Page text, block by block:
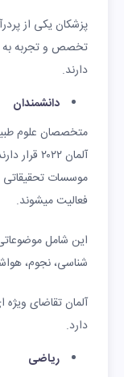
پزشکان یکی از
دارند.
دانشمندان
متخصصان علوم
آلمان
موسسات تحقیقاتی
فعالیت میشوند.
این شامل
شناسی، نجوم،
آلمان تقاضای
دارد.
ریاضی